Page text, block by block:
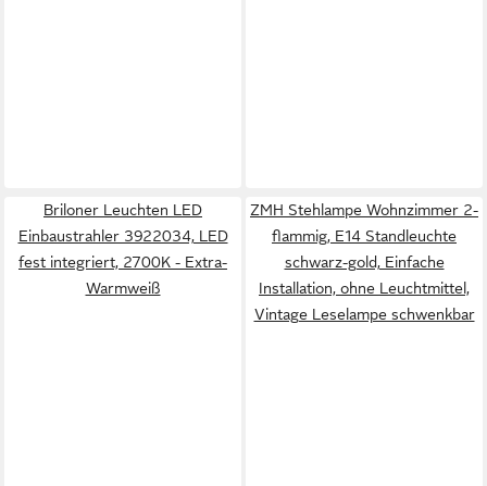
Briloner Leuchten LED
Einbaustrahler 3922034, LED
fest integriert, 2700K - Extra-
Warmweiß
ZMH Stehlampe Wohnzimmer 2-
flammig, E14 Standleuchte
schwarz-gold, Einfache
Installation, ohne Leuchtmittel,
Vintage Leselampe schwenkbar